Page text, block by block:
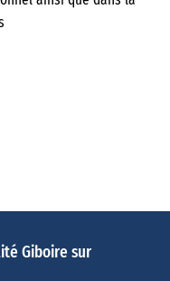
Giboire sur